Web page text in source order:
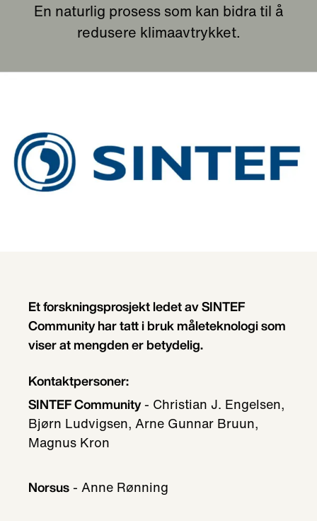
En naturlig prosess som kan bidra til å
redusere klimaavtrykket.
Et forskningsprosjekt ledet av SINTEF
Community har tatt i bruk måleteknologi som
viser at mengden er betydelig.
Kontaktpersoner:
SINTEF Community - Christian J. Engelsen,
Bjørn Ludvigsen, Arne Gunnar Bruun,
Magnus Kron
Norsus - Anne Rønning